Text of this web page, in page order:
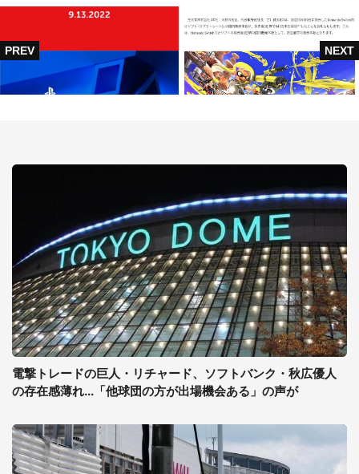
電撃トレードの巨人・リチャード、ソフトバンク・秋広優人
の存在感薄れ...「他球団の方が出場機会ある」の声が